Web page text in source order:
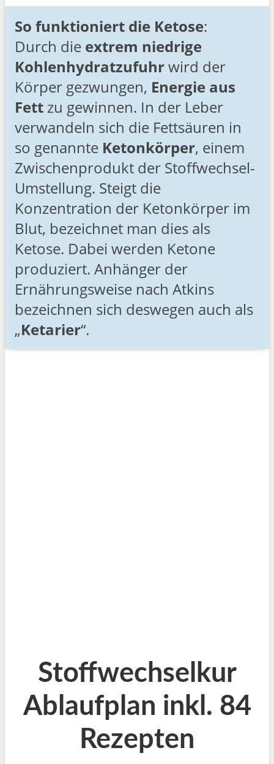
So funktioniert die Ketose:
Durch die extrem niedrige
Kohlenhydratzufuhrwird der
Körper gezwungen, Energie aus
Fett zu gewinnen. In der Leber
verwandeln sich die Fettsäuren in
so genannte Ketonkörper, einem
Zwischenprodukt der Stoffwechsel-
Umstellung. Steigt die
Konzentration der Ketonkörper im
Blut, bezeichnet man dies als
Ketose. Dabei werden Ketone
produziert. Anhänger der
Ernährungsweise nach Atkins
bezeichnen sich deswegen auch als
„Ketarier“.
Stoffwechselkur
Ablaufplan inkl. 84
Rezepten